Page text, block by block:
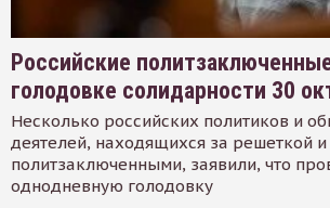
Российские
голодовке солидарности 30
Несколько российских политиков и
деятелей, находящихся за решеткой
политзаключенными, заявили, что
однодневную голодовку